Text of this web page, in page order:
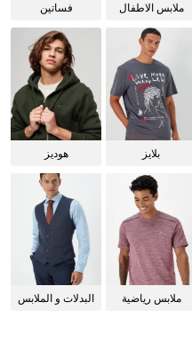
ملابس الاطفال فساتين
بلايز هوديز
ملابس رياضية
البدلات و الملابس